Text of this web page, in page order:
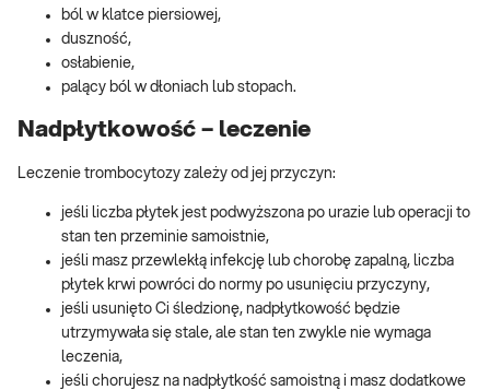
ból w klatce piersiowej,
duszność,
osłabienie,
palący ból w dłoniach lub stopach.
Nadpłytkowość – leczenie
Leczenie trombocytozy zależy od jej przyczyn:
jeśli liczba płytek jest podwyższona po urazie lub operacji to
stan ten przeminie samoistnie,
jeśli masz przewlekłą infekcję lub chorobę zapalną, liczba
płytek krwi powróci do normy po usunięciu przyczyny,
jeśli usunięto Ci śledzionę, nadpłytkowość będzie
utrzymywała się stale, ale stan ten zwykle nie wymaga
leczenia,
jeśli chorujesz na nadpłytkość samoistną i masz dodatkowe